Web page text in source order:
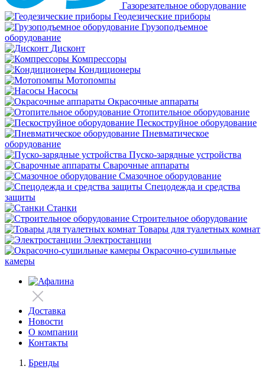
Газорезательное оборудование
Геодезические приборы
Грузоподъемное
оборудование
Дисконт
Компрессоры
Кондиционеры
Мотопомпы
Насосы
Окрасочные аппараты
Отопительное оборудование
Пескоструйное оборудование
Пневматическое
оборудование
Пуско-зарядные устройства
Сварочные аппараты
Смазочное оборудование
Спецодежда и средства
защиты
Станки
Строительное оборудование
Товары для туалетных комнат
Электростанции
Окрасочно-сушильные
камеры
Доставка
Новости
О компании
Контакты
Бренды